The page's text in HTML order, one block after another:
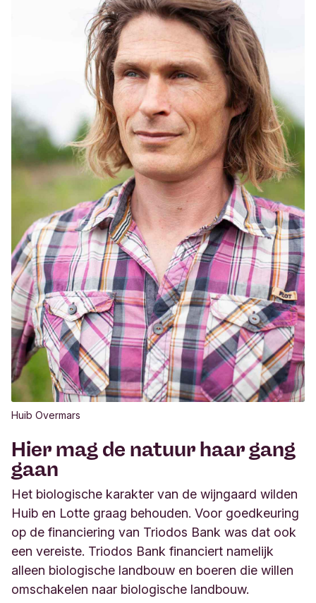
Huib Overmars
Hier mag de natuur haar gang
gaan
Het biologische karakter van de wijngaard wilden
Huib en Lotte graag behouden. Voor goedkeuring
op de financiering van Triodos Bank was dat ook
een vereiste. Triodos Bank financiert namelijk
alleen biologische landbouw en boeren die willen
omschakelen naar biologische landbouw.